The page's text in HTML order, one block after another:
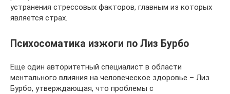
устранения стрессовых факторов, главным из которых
является страх.
Психосоматика изжоги по Лиз Бурбо
Еще один авторитетный специалист в области
ментального влияния на человеческое здоровье – Лиз
Бурбо, утверждающая, что проблемы с